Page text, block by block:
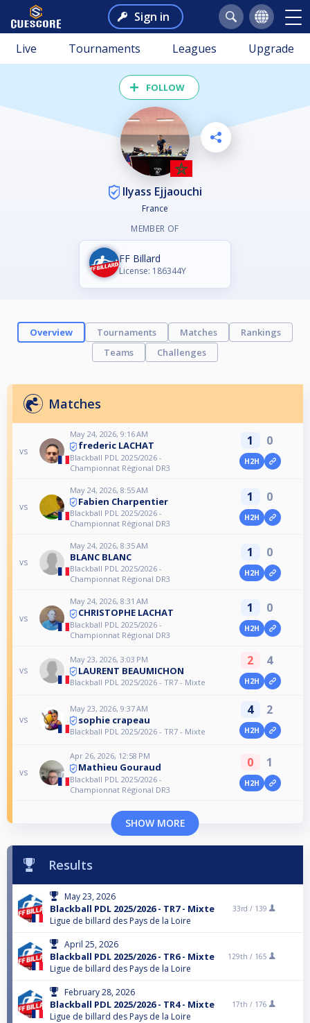
Sign in
Live Tournaments Leagues Upgrade
FOLLOW
Ilyass Ejjaouchi
France
MEMBER OF
FF Billard
License: 186344Y
Overview Tournaments Matches
Rankings
Teams
Challenges
Matches
vs
May 24, 2026, 9:16 AM
frederic LACHAT
Blackball PDL 2025/2026 -
Championnat Régional DR3
1 0
H2H
vs
May 24, 2026, 8:55 AM
Fabien Charpentier
Blackball PDL 2025/2026 -
Championnat Régional DR3
1 0
H2H
vs
May 24, 2026, 8:35 AM
BLANC BLANC
Blackball PDL 2025/2026 -
Championnat Régional DR3
1 0
H2H
vs
May 24, 2026, 8:31 AM
CHRISTOPHE LACHAT
Blackball PDL 2025/2026 -
Championnat Régional DR3
1 0
H2H
vs
May 23, 2026, 3:03 PM
LAURENT BEAUMICHON
Blackball PDL 2025/2026 - TR7 - Mixte
2 4
H2H
vs
May 23, 2026, 9:37 AM
sophie crapeau
Blackball PDL 2025/2026 - TR7 - Mixte
4 2
H2H
vs
Apr 26, 2026, 12:58 PM
Mathieu Gouraud
Blackball PDL 2025/2026 -
Championnat Régional DR3
0 1
H2H
SHOW MORE
Results
May 23, 2026
Blackball PDL 2025/2026 - TR7 - Mixte
Ligue de billard des Pays de la Loire
33rd / 139
April 25, 2026
Blackball PDL 2025/2026 - TR6 - Mixte
Ligue de billard des Pays de la Loire
129th / 165
February 28, 2026
Blackball PDL 2025/2026 - TR4 - Mixte
Ligue de billard des Pays de la Loire
17th / 176